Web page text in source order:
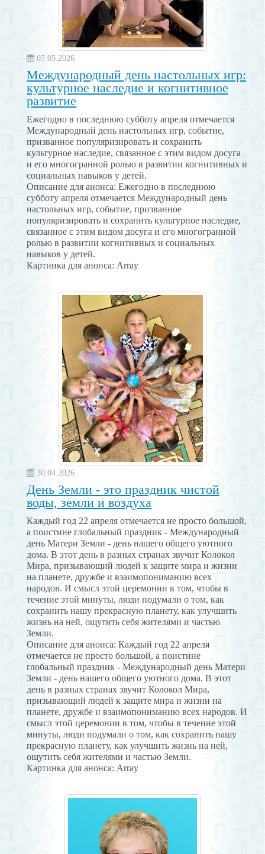
07.05.2026
Международный день настольных игр:
культурное наследие и когнитивное
развитие
Ежегодно в последнюю субботу апреля отмечается
Международный день настольных игр, событие,
призванное популяризировать и сохранить
культурное наследие, связанное с этим видом досуга
и его многогранной ролью в развитии когнитивных и
социальных навыков у детей.
Описание для анонса: Ежегодно в последнюю
субботу апреля отмечается Международный день
настольных игр, событие, призванное
популяризировать и сохранить культурное наследие,
связанное с этим видом досуга и его многогранной
ролью в развитии когнитивных и социальных
навыков у детей.
Картинка для анонса: Array
30.04.2026
День Земли - это праздник чистой
воды, земли и воздуха
Каждый год 22 апреля отмечается не просто большой,
а поистине глобальный праздник - Международный
день Матери Земли - день нашего общего уютного
дома. В этот день в разных странах звучит Колокол
Мира, призывающий людей к защите мира и жизни
на планете, дружбе и взаимопониманию всех
народов. И смысл этой церемонии в том, чтобы в
течение этой минуты, люди подумали о том, как
сохранить нашу прекрасную планету, как улучшить
жизнь на ней, ощутить себя жителями и частью
Земли.
Описание для анонса: Каждый год 22 апреля
отмечается не просто большой, а поистине
глобальный праздник - Международный день Матери
Земли - день нашего общего уютного дома. В этот
день в разных странах звучит Колокол Мира,
призывающий людей к защите мира и жизни на
планете, дружбе и взаимопониманию всех народов. И
смысл этой церемонии в том, чтобы в течение этой
минуты, люди подумали о том, как сохранить нашу
прекрасную планету, как улучшить жизнь на ней,
ощутить себя жителями и частью Земли.
Картинка для анонса: Array